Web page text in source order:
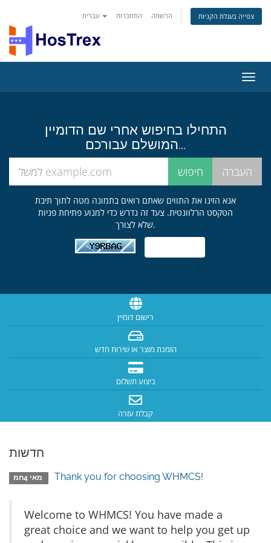
התחברות הרשמה צפייה בעגלת הקניות
ניווט
התחילו בחיפוש אחרי שם הדומיין
המושלם עבורכם...
אנא הזינו את התווים שאתם רואים בתמונה מטה לתוך תיבת
הטקסט הרלוונטית. צעד זה נדרש כדי למנוע פתיחת פניות
שלא לצורך.
רישום דומיין
הזמנת מוצר או שירות חדש
ביצוע תשלום
קבלת עזרה
חדשות
Thank you for choosing WHMCS!
Welcome to WHMCS! You have made a
great choice and we want to help you get up